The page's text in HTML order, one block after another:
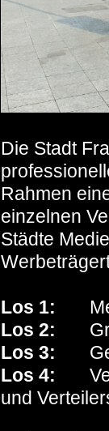
Die Stadt
Rahmen
einzelnen
Städte
Los 1:
Los 2:
Los 3:
Los 4:
und